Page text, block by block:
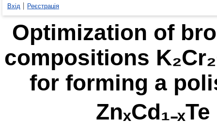
Вхід Реєстрація
Optimization of
compositions
for forming a